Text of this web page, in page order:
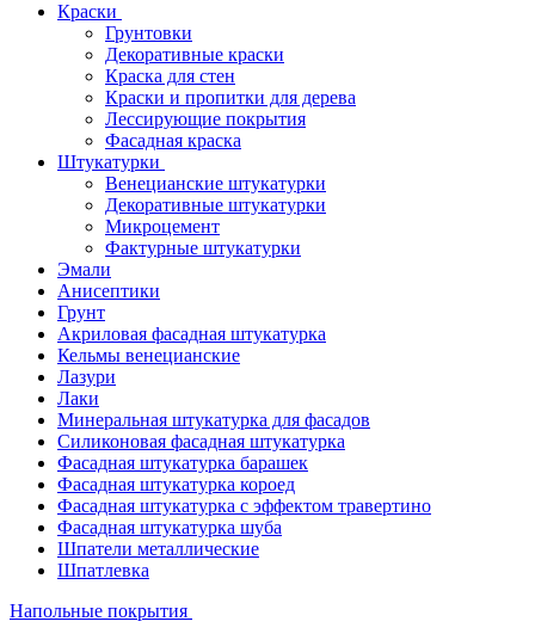
Краски
Грунтовки
Декоративные краски
Краска для стен
Краски и пропитки для дерева
Лессирующие покрытия
Фасадная краска
Штукатурки
Венецианские штукатурки
Декоративные штукатурки
Микроцемент
Фактурные штукатурки
Эмали
Анисептики
Грунт
Акриловая фасадная штукатурка
Кельмы венецианские
Лазури
Лаки
Минеральная штукатурка для фасадов
Силиконовая фасадная штукатурка
Фасадная штукатурка барашек
Фасадная штукатурка короед
Фасадная штукатурка с эффектом травертино
Фасадная штукатурка шуба
Шпатели металлические
Шпатлевка
Напольные покрытия